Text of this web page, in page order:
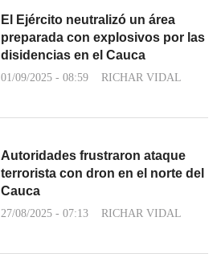
El Ejército neutralizó un área
preparada con explosivos por las
disidencias en el Cauca
01/09/2025 - 08:59 RICHAR VIDAL
Autoridades frustraron ataque
terrorista con dron en el norte del
Cauca
27/08/2025 - 07:13 RICHAR VIDAL